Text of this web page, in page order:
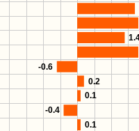
-0.6
0.2
0.1
-0.4
0.1